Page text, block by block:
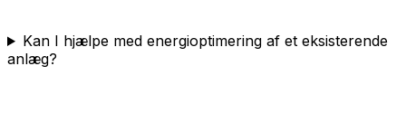
Kan I hjælpe med energioptimering af et eksisterende
anlæg?